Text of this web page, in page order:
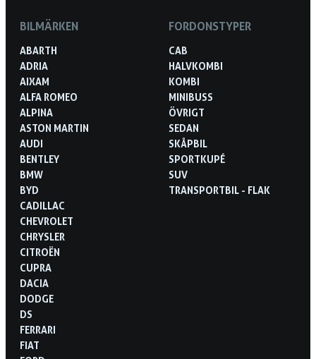
BILMÄRKEN
ABARTH
ADRIA
AIXAM
ALFA ROMEO
ALPINA
ASTON MARTIN
AUDI
BENTLEY
BMW
BYD
CADILLAC
CHEVROLET
CHRYSLER
CITROËN
CUPRA
DACIA
DODGE
DS
FERRARI
FIAT
FORDONSTYPER
CAB
HALVKOMBI
KOMBI
MINIBUSS
ÖVRIGT
SEDAN
SKÅPBIL
SPORTKUPÉ
SUV
TRANSPORTBIL - FLAK